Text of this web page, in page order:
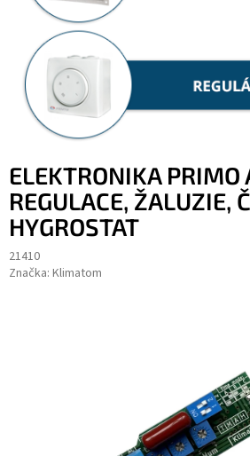
ELEKTRONIKA PRIMO
REGULACE, ŽALUZIE,
HYGROSTAT
21410
Značka: Klimatom